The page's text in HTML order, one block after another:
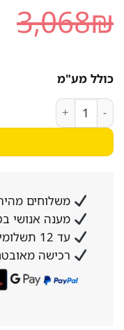
3,068₪
כולל מע"מ
כמות של מקרר תדיראן TADR578SS - מקפיא עליון 410 ליטר לתא מזון
משלוחים
מענה אנושי
עד 12 תשלומים ללא ריבית והצמדה
רכישה